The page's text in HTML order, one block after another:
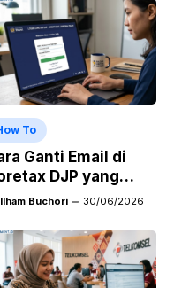
To
Ganti Email di
DJP yang
Tidak Aktif
Ilham Buchori 30/06/2026